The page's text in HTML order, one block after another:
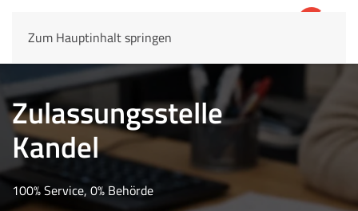
Zum Hauptinhalt springen
Zulassungsstelle
Kandel
100% Service, 0% Behörde